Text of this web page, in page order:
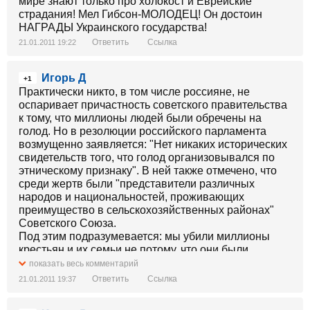
страдания! Мел Гибсон-МОЛОДЕЦ! Он достоин
НАГРАДЫ Украинского государства!
21.01.2011 19:22 Ответить Ссылка
+1
Игорь Д
Практически никто, в том числе россияне, не
оспаривает причастность советского правительства
к тому, что миллионы людей были обречены на
голод. Но в резолюции российского парламента
возмущенно заявляется: "Нет никаких исторических
свидетельств того, что голод организовывался по
этническому признаку". В ней также отмечено, что
среди жертв были "представители различных
народов и национальностей, проживающих
преимущество в сельскохозяйственных районах"
Советского Союза.
Под этим подразумевается: мы убили миллионы
крестьян и их семьи не потому, что они были
украинцами, нет - мы убили миллионы украинцев
потому, что они были крестьянами.
показать весь комментарий
21.01.2011 19:37 Ответить Ссылка